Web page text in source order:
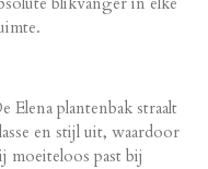
Elena plantenbak straalt
en stijl uit, waardoor
moeiteloos past bij